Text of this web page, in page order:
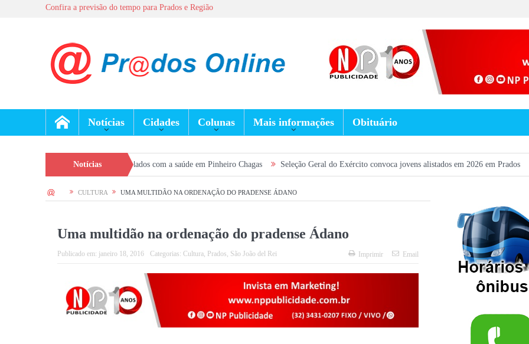
Confira a previsão do tempo para Prados e Região
Notícias Cidades Colunas Mais informações Obituário
Notícias
reforça prevenção e cuidados com a saúde em Pinheiro Chagas Seleção Geral do Exército convoca jovens alistados em 2026 em Prados Dia dos
HOME CULTURA UMA MULTIDÃO NA ORDENAÇÃO DO PRADENSE ÁDANO
Uma multidão na ordenação do pradense Ádano
Publicado em: janeiro 18, 2016 Categorias: Cultura, Prados, São João del Rei Imprimir Email